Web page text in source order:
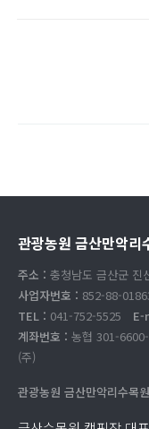
관광농원 금산만악리
주소 : 충청남도 금산군 진
사업자번호 : 852-88-
TEL : 041-752-5525
계좌번호 : 농협 301-
(주)
관광농원 금산만악리수목